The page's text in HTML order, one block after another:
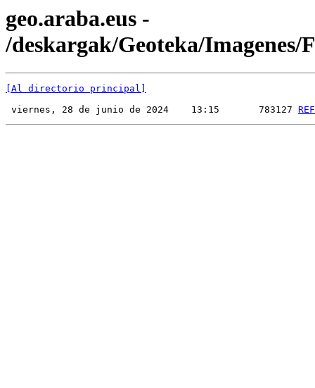
geo.araba.eus -
/deskargak/Geoteka/Imagenes/
[Al directorio principal]
viernes, 28 de junio de 2024    13:15       783127